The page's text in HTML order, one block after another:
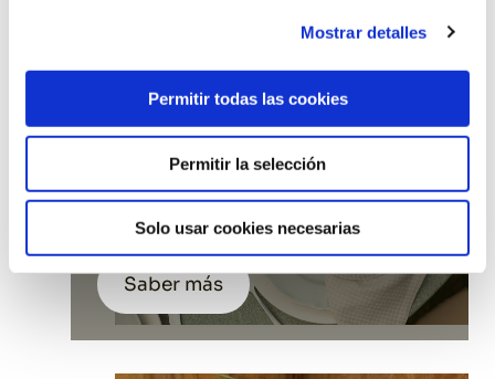
Mostrar detalles
Permitir todas las cookies
Permitir la selección
Solo usar cookies necesarias
MANTELERÍA PARA
EVENTOS: TIPOS DE
TEJIDOS Y CUÁNDO
USAR CADA UNO
Saber más